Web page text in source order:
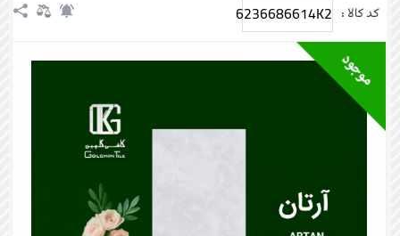
کد کالا : 6236686614K2